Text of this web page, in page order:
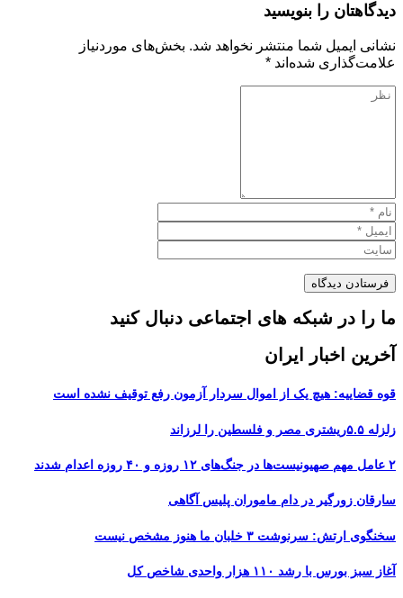
دیدگاهتان را بنویسید
نشانی ایمیل شما منتشر نخواهد شد. بخش‌های موردنیاز
علامت‌گذاری شده‌اند *
ما را در شبکه های اجتماعی دنبال کنید
آخرین اخبار ایران
قوه قضاییه: هیچ یک از اموال سردار آزمون رفع توقیف نشده است
زلزله ۵.۵ریشتری مصر و فلسطین را لرزاند
۲ عامل مهم صهیونیست‌ها در جنگ‌های ۱۲ روزه و ۴۰ روزه اعدام شدند
سارقان زورگیر در دام ماموران پلیس آگاهی
سخنگوی ارتش: سرنوشت ۳ خلبان ما هنوز مشخص نیست
آغاز سبز بورس با رشد ۱۱۰ هزار واحدی شاخص کل